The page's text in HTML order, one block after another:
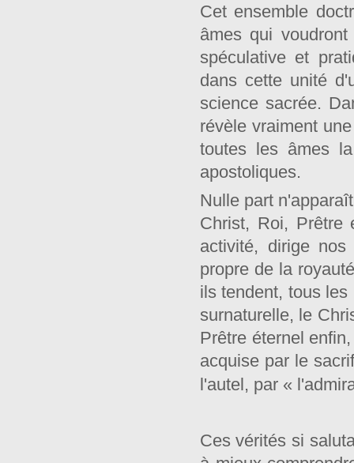
Cet ensemble
âmes qui
spéculative et
dans cette unité
science sacrée.
révèle vraiment
toutes les âmes
apostoliques.
Nulle part
Christ, Roi, Prêtre
activité, dirige
propre de la
ils tendent, tous
surnaturelle, le
Prêtre éternel
acquise par le
l'autel, par «
Ces vérités si